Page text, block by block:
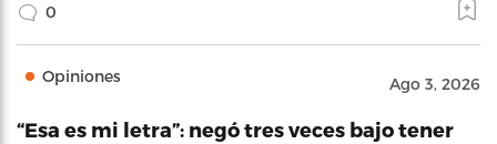
0
Opiniones Ago 3, 2026
“Esa es mi letra”: negó tres veces bajo tener